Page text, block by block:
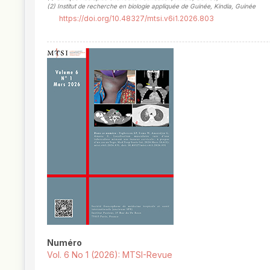
(2) Institut de recherche en biologie appliquée de Guinée, Kindia, Guinée
https://doi.org/10.48327/mtsi.v6i1.2026.803
Numéro
Vol. 6 No 1 (2026): MTSI-Revue